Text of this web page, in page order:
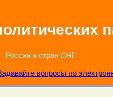
России и стран СНГ
вопросы по